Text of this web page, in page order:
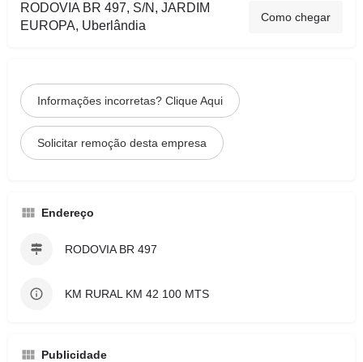
RODOVIA BR 497, S/N, JARDIM
EUROPA, Uberlândia
Como chegar
Informações incorretas? Clique Aqui
Solicitar remoção desta empresa
Endereço
RODOVIA BR 497
KM RURAL KM 42 100 MTS
Publicidade